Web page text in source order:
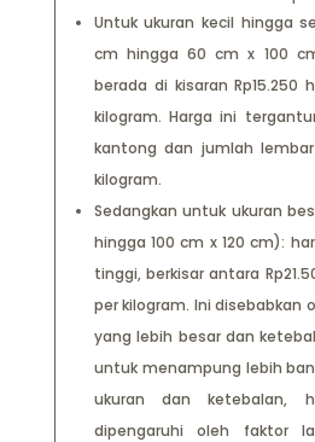
Untuk ukuran kecil hingga
cm hingga 60 cm x 100
berada di kisaran Rp15.250
kilogram. Harga ini
kantong dan jumlah
kilogram.
Sedangkan untuk ukuran
hingga 100 cm x 120 cm):
tinggi, berkisar antara
per kilogram. Ini disebabkan
yang lebih besar dan
untuk menampung lebih
ukuran dan ketebalan,
dipengaruhi oleh faktor